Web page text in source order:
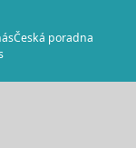
Česká poradna